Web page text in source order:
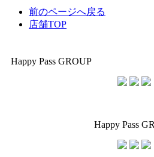
前のページへ戻る
店舗TOP
Happy Pass GROUP
Happy Pass